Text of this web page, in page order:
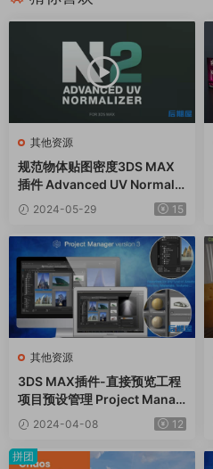
其他资源
规范物体贴图密度3DS MAX
插件 Advanced UV Normaliz
er v2.5.0
2024-05-29 15
其他资源
3DS MAX插件-直接预览工程
项目预设管理 Project Manag
er v3.35.23
2024-04-08 12
拼团